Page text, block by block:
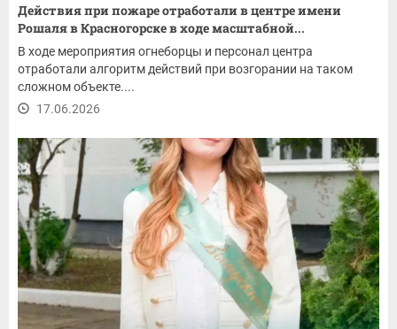
Действия при пожаре отработали в центре имени
Рошаля в Красногорске в ходе масштабной...
В ходе мероприятия огнеборцы и персонал центра
отработали алгоритм действий при возгорании на таком
сложном объекте....
17.06.2026